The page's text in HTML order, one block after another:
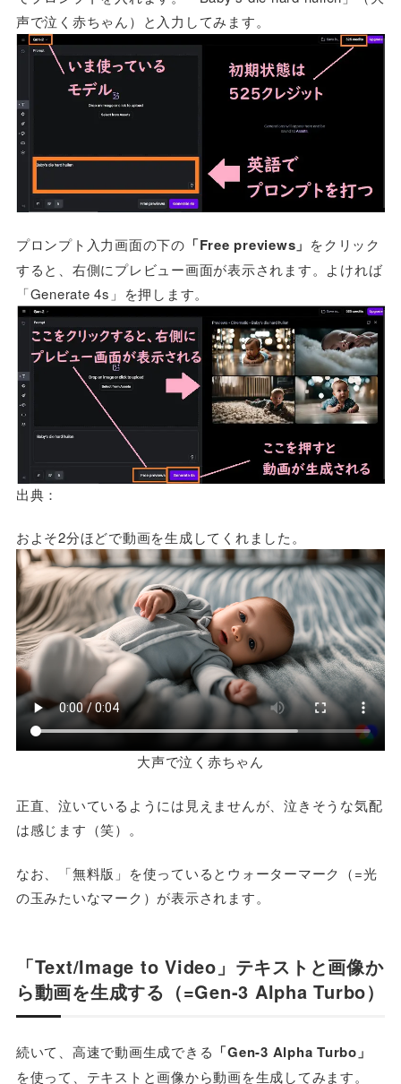
声で泣く赤ちゃん）と入力してみます。
プロンプト入力画面の下の 「Free previews」 をクリック
すると、右側にプレビュー画面が表示されます。よければ
「Generate 4s」を押します。
出典：
およそ2分ほどで動画を生成してくれました。
大声で泣く赤ちゃん
正直、泣いているようには見えませんが、泣きそうな気配
は感じます（笑）。
なお、「無料版」を使っているとウォーターマーク（=光
の玉みたいなマーク）が表示されます。
「Text/Image to Video」テキストと画像か
ら動画を生成する（=Gen-3 Alpha Turbo）
続いて、高速で動画生成できる 「Gen-3 Alpha Turbo」
を使って、テキストと画像から動画を生成してみます。